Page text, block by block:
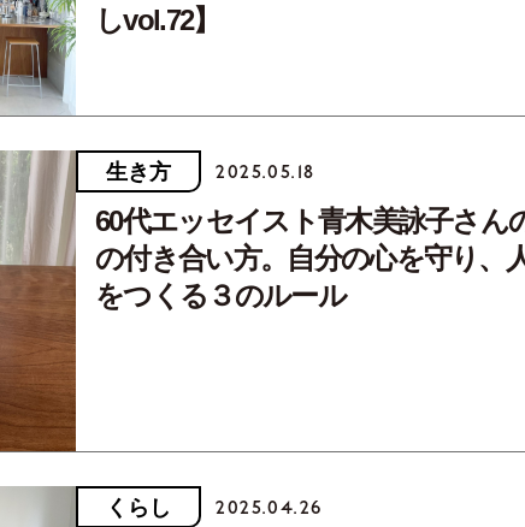
しvol.72】
生き方 2025.05.18
60代エッセイスト青木美詠子さん
の付き合い方。自分の心を守り、
をつくる３のルール
くらし 2025.04.26